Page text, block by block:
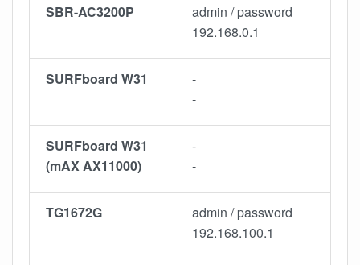
SBR-AC3200P
admin / password
192.168.0.1
SURFboard W31
-
-
SURFboard W31
(mAX AX11000)
-
-
TG1672G
admin / password
192.168.100.1